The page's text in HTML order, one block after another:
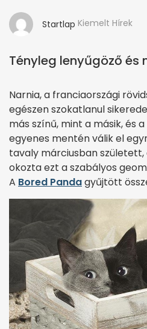
Startlap Kiemelt Hírek
Tényleg lenyűgöző és
Narnia, a franciaországi
egészen szokatlanul
más színű, mint a másik, és
egyenes mentén válik el
tavaly márciusban
okozta ezt a szabályos
A Bored Pandagyűjtött